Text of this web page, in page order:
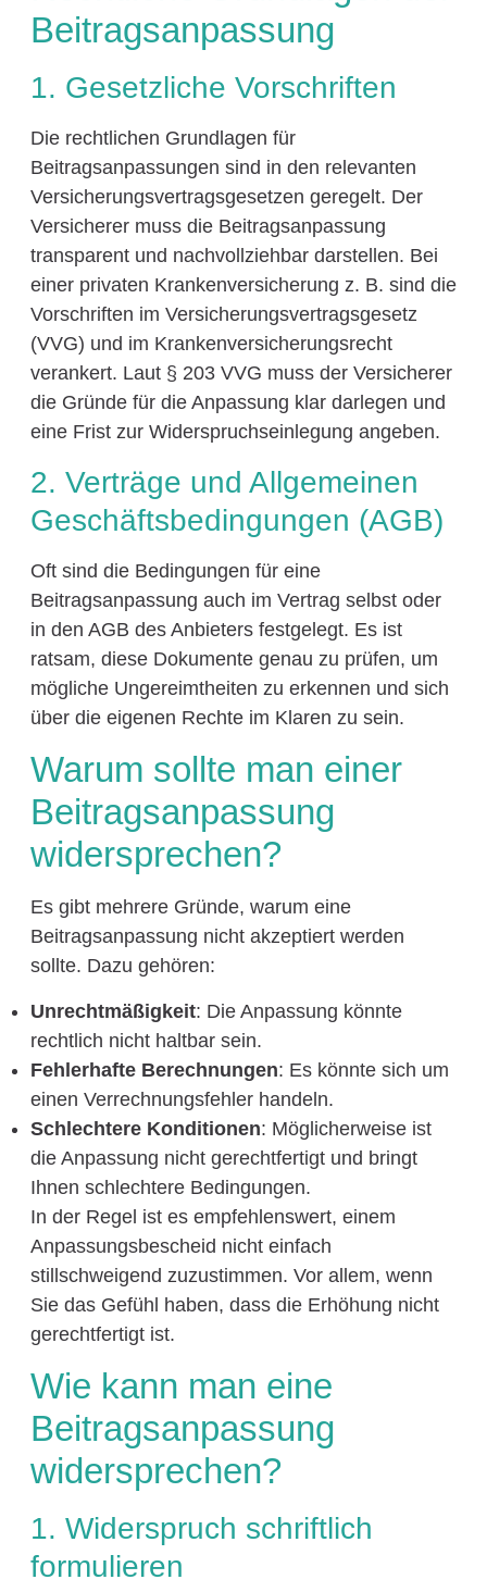
Beitragsanpassung
1. Gesetzliche Vorschriften
Die rechtlichen Grundlagen für
Beitragsanpassungen sind in den relevanten
Versicherungsvertragsgesetzen geregelt. Der
Versicherer muss die Beitragsanpassung
transparent und nachvollziehbar darstellen. Bei
einer privaten Krankenversicherung z. B. sind die
Vorschriften im Versicherungsvertragsgesetz
(VVG) und im Krankenversicherungsrecht
verankert. Laut § 203 VVG muss der Versicherer
die Gründe für die Anpassung klar darlegen und
eine Frist zur Widerspruchseinlegung angeben.
2. Verträge und Allgemeinen
Geschäftsbedingungen (AGB)
Oft sind die Bedingungen für eine
Beitragsanpassung auch im Vertrag selbst oder
in den AGB des Anbieters festgelegt. Es ist
ratsam, diese Dokumente genau zu prüfen, um
mögliche Ungereimtheiten zu erkennen und sich
über die eigenen Rechte im Klaren zu sein.
Warum sollte man einer
Beitragsanpassung
widersprechen?
Es gibt mehrere Gründe, warum eine
Beitragsanpassung nicht akzeptiert werden
sollte. Dazu gehören:
Unrechtmäßigkeit: Die Anpassung könnte
rechtlich nicht haltbar sein.
Fehlerhafte Berechnungen: Es könnte sich um
einen Verrechnungsfehler handeln.
Schlechtere Konditionen: Möglicherweise ist
die Anpassung nicht gerechtfertigt und bringt
Ihnen schlechtere Bedingungen.
In der Regel ist es empfehlenswert, einem
Anpassungsbescheid nicht einfach
stillschweigend zuzustimmen. Vor allem, wenn
Sie das Gefühl haben, dass die Erhöhung nicht
gerechtfertigt ist.
Wie kann man eine
Beitragsanpassung
widersprechen?
1. Widerspruch schriftlich
formulieren